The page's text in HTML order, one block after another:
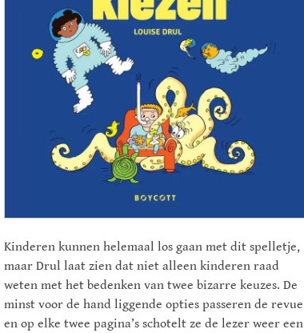
Kinderen kunnen helemaal los gaan met dit spelletje,
maar Drul laat zien dat niet alleen kinderen raad
weten met het bedenken van twee bizarre keuzes. De
minst voor de hand liggende opties passeren de revue
en op elke twee pagina’s schotelt ze de lezer weer een